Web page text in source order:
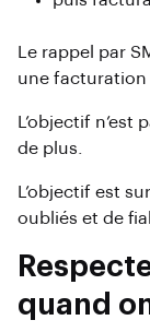
Le rappel par
une facturation
L’objectif
de plus.
L’objectif est
oubliés et de
quand